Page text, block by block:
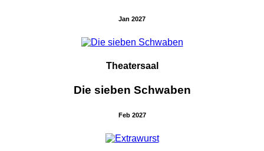
Jan 2027
Theatersaal
Die sieben Schwaben
Feb 2027